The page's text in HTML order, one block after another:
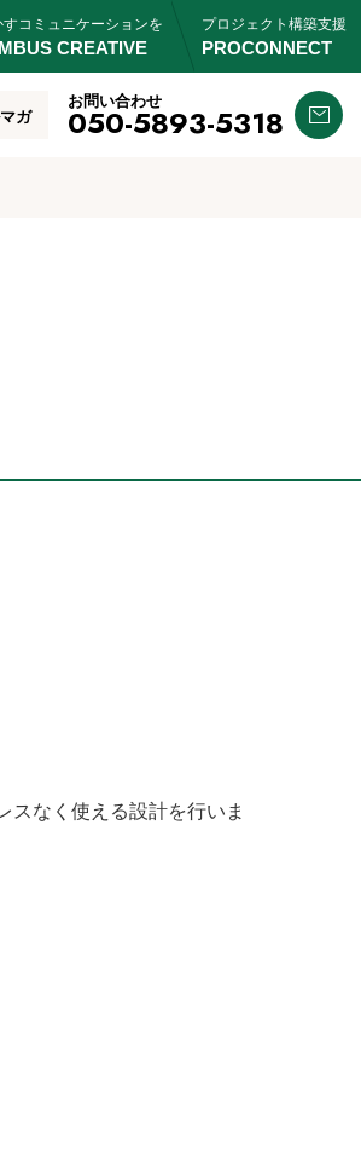
すコミュニケーションを
CREATIVE
プロジェクト構築支援
PROCONNECT
ガ
お問い合わせ
050-5893-5318
スなく使える設計を行いま